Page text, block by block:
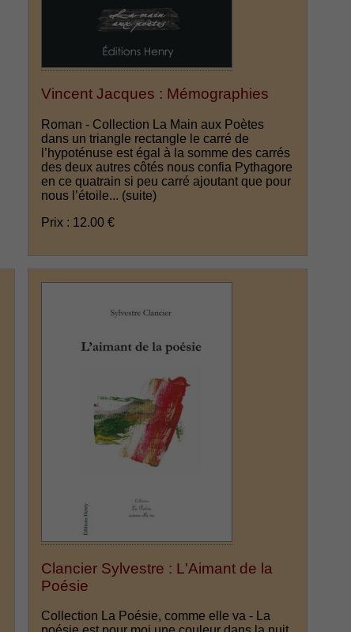
Vincent Jacques : Mémographies
Roman - Collection La Main aux Poètes
dans un triangle rectangle le carré de
l’hypoténuse est égal à la somme des carrés
des deux autres côtés nous confia Pythagore
en ce quatrain si peu carré ajoutant que pour
nous l’étoile... (suite)
Prix : 12.00 €
Clancier Sylvestre : L'Aimant de la
Poésie
Collection La Poésie, comme elle va - La